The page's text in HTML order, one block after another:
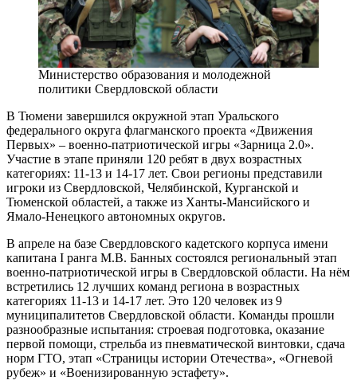
Министерство образования и молодежной
политики Свердловской области
В Тюмени завершился окружной этап Уральского
федерального округа флагманского проекта «Движения
Первых» – военно-патриотической игры «Зарница 2.0».
Участие в этапе приняли 120 ребят в двух возрастных
категориях: 11-13 и 14-17 лет. Свои регионы представили
игроки из Свердловской, Челябинской, Курганской и
Тюменской областей, а также из Ханты-Мансийского и
Ямало-Ненецкого автономных округов.
В апреле на базе Свердловского кадетского корпуса имени
капитана I ранга М.В. Банных состоялся региональный этап
военно-патриотической игры в Свердловской области. На нём
встретились 12 лучших команд региона в возрастных
категориях 11-13 и 14-17 лет. Это 120 человек из 9
муниципалитетов Свердловской области. Команды прошли
разнообразные испытания: строевая подготовка, оказание
первой помощи, стрельба из пневматической винтовки, сдача
норм ГТО, этап «Страницы истории Отечества», «Огневой
рубеж» и «Военизированную эстафету».